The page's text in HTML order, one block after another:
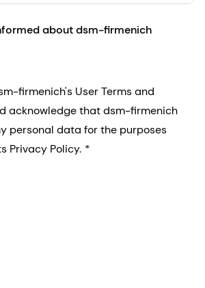
about dsm-firmenich
firmenich's User Terms and
acknowledge that dsm-firmenich
personal data for the purposes
Privacy Policy.